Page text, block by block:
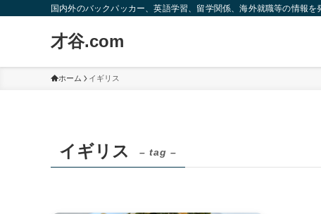
国内外のバックパッカー、英語学習、留学関係、海外就職等の情報を
才谷.com
ホーム イギリス
イギリス – tag –